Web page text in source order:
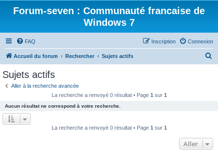
Forum-seven : Communauté francaise de
Windows 7
FAQ Connexion
Inscription
Accueil du forum Rechercher Sujets actifs
e
Sujets actifs
Aller à la recherche avancée
La recherche a renvoyé 0 résultat • Page 1 sur 1
Aucun résultat ne correspond à votre recherche.
La recherche a renvoyé 0 résultat • Page 1 sur 1
Aller